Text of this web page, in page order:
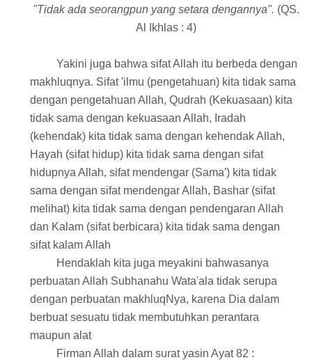
"Tidak ada seorangpun yang setara dengannya". (QS.
Al Ikhlas : 4)
Yakini juga bahwa sifat Allah itu berbeda dengan
makhluqnya. Sifat 'ilmu (pengetahuan) kita tidak sama
dengan pengetahuan Allah, Qudrah (Kekuasaan) kita
tidak sama dengan kekuasaan Allah, Iradah
(kehendak) kita tidak sama dengan kehendak Allah,
Hayah (sifat hidup) kita tidak sama dengan sifat
hidupnya Allah, sifat mendengar (Sama') kita tidak
sama dengan sifat mendengar Allah, Bashar (sifat
melihat) kita tidak sama dengan pendengaran Allah
dan Kalam (sifat berbicara) kita tidak sama dengan
sifat kalam Allah
Hendaklah kita juga meyakini bahwasanya
perbuatan Allah Subhanahu Wata'ala tidak serupa
dengan perbuatan makhluqNya, karena Dia dalam
berbuat sesuatu tidak membutuhkan perantara
maupun alat
Firman Allah dalam surat yasin Ayat 82 :